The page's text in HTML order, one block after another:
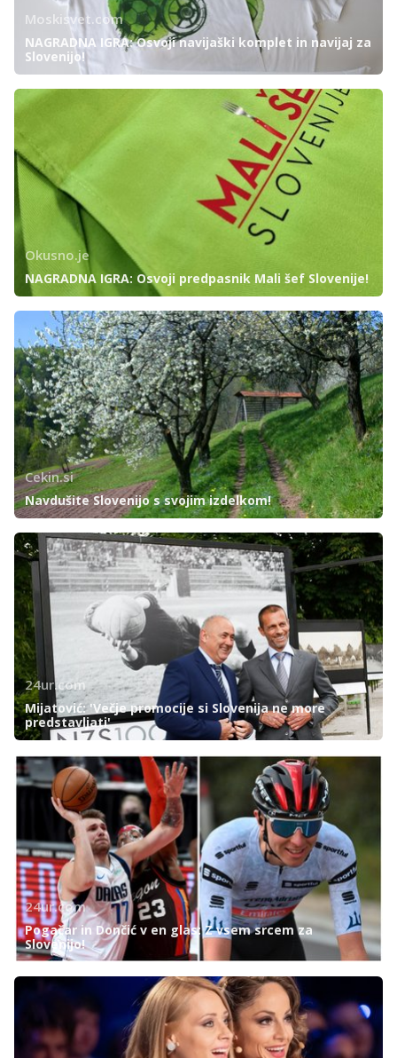
Moskisvet.com
NAGRADNA IGRA: Osvoji navijaški komplet in navijaj za
Slovenijo!
Okusno.je
NAGRADNA IGRA: Osvoji predpasnik Mali šef Slovenije!
Cekin.si
Navdušite Slovenijo s svojim izdelkom!
24ur.com
Mijatović: 'Večje promocije si Slovenija ne more
predstavljati'
24ur.com
Pogačar in Dončić v en glas: Z vsem srcem za
Slovenijo!